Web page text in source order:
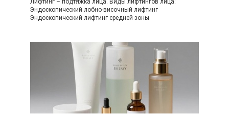
Лифтинг – подтяжка лица. Виды лифтингов лица:
Эндоскопический лобно-височный лифтинг
Эндоскопический лифтинг средней зоны